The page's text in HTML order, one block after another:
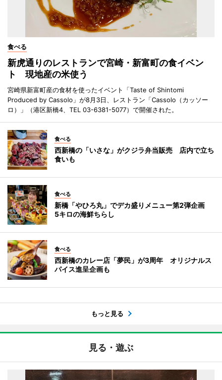
食べる
新虎通りのレストランで宮崎・新富町の食イベン
ト 現地産の米使う
宮崎県新富町産の食材を使ったイベント「Taste of Shintomi
Produced by Cassolo」が8月3日、レストラン「Cassolo（カッソー
ロ）」（港区新橋4、TEL 03-6381-5077）で開催された。
食べる
西新橋の「いさな」がクジラ弁当販売 店内で立ち
食いも
食べる
新橋「やひろ丸」でデカ盛りメニュー第2弾企画
5キロの海鮮ちらし
食べる
西新橋のカレー店「夢民」が3周年 オリジナルス
パイス進呈企画も
もっと見る
見る・遊ぶ